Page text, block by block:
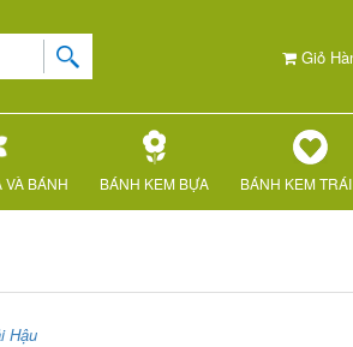
Giỏ
VÀ BÁNH BÁNH KEM BỰA BÁNH KEM
Hậu